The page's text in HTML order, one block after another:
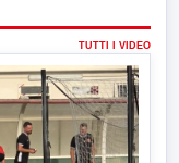
TUTTI I VIDEO